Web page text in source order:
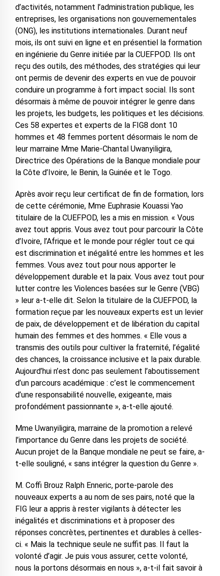
d’activités, notamment l’administration publique, les
entreprises, les organisations non gouvernementales
(ONG), les institutions internationales. Durant neuf
mois, ils ont suivi en ligne et en présentiel la formation
en ingénierie du Genre initiée par la CUEFPOD. Ils ont
reçu des outils, des méthodes, des stratégies qui leur
ont permis de devenir des experts en vue de pouvoir
conduire un programme à fort impact social. Ils sont
désormais à même de pouvoir intégrer le genre dans
les projets, les budgets, les politiques et les décisions.
Ces 58 expertes et experts de la FIG8 dont 10
hommes et 48 femmes portent désormais le nom de
leur marraine Mme Marie-Chantal Uwanyiligira,
Directrice des Opérations de la Banque mondiale pour
la Côte d’Ivoire, le Benin, la Guinée et le Togo.
Après avoir reçu leur certificat de fin de formation, lors
de cette cérémonie, Mme Euphrasie Kouassi Yao
titulaire de la CUEFPOD, les a mis en mission. « Vous
avez tout appris. Vous avez tout pour parcourir la Côte
d’Ivoire, l’Afrique et le monde pour régler tout ce qui
est discrimination et inégalité entre les hommes et les
femmes. Vous avez tout pour nous apporter le
développement durable et la paix. Vous avez tout pour
lutter contre les Violences basées sur le Genre (VBG)
» leur a-t-elle dit. Selon la titulaire de la CUEFPOD, la
formation reçue par les nouveaux experts est un levier
de paix, de développement et de libération du capital
humain des femmes et des hommes. « Elle vous a
transmis des outils pour cultiver la fraternité, l’égalité
des chances, la croissance inclusive et la paix durable.
Aujourd’hui n’est donc pas seulement l’aboutissement
d’un parcours académique : c’est le commencement
d’une responsabilité nouvelle, exigeante, mais
profondément passionnante », a-t-elle ajouté.
Mme Uwanyiligira, marraine de la promotion a relevé
l’importance du Genre dans les projets de société.
Aucun projet de la Banque mondiale ne peut se faire, a-
t-elle souligné, « sans intégrer la question du Genre ».
M. Coffi Brouz Ralph Enneric, porte-parole des
nouveaux experts a au nom de ses pairs, noté que la
FIG leur a appris à rester vigilants à détecter les
inégalités et discriminations et à proposer des
réponses concrètes, pertinentes et durables à celles-
ci. « Mais la technique seule ne suffit pas. Il faut la
volonté d’agir. Je puis vous assurer, cette volonté,
nous la portons désormais en nous », a-t-il fait savoir à